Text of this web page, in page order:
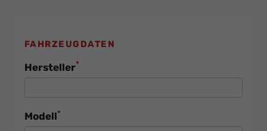
FAHRZEUGDATEN
Hersteller*
Modell*